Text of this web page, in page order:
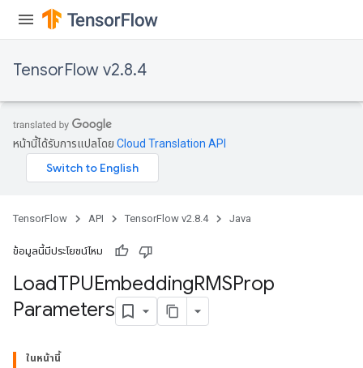
TensorFlow v2.8.4
หน้านี้ได้รับการแปลโดย Cloud Translation API
TensorFlow API TensorFlow v2.8.4 Java
ข้อมูลนี้มีประโยชน์ไหม
LoadTPUEmbeddingRMSProp
Parameters
ในหน้านี้